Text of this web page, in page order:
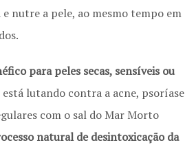
nutre a pele, ao mesmo tempo em
para peles secas, sensíveis ou
lutando contra a acne, psoríase
com o sal do Mar Morto
natural de desintoxicação da